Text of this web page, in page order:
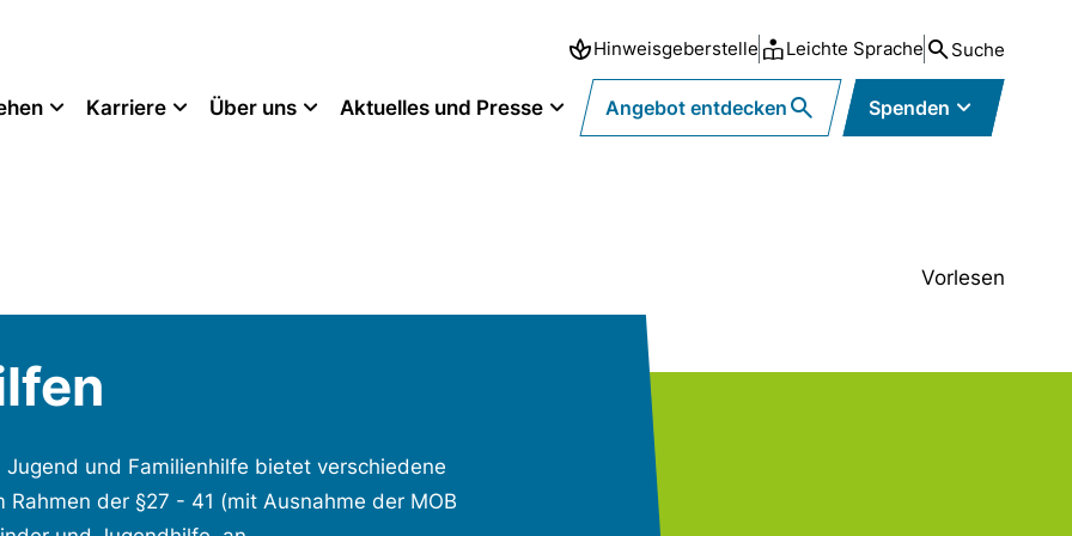
Hinweisgeberstelle Leichte Sprache Suche
Karriere Über uns Aktuelles und Presse Angebot entdecken Spenden
Vorlesen
und Familienhilfe bietet verschiedene
Rahmen der §27 - 41 (mit Ausnahme der MOB